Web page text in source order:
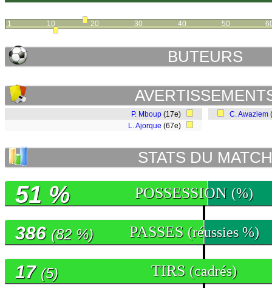
1 10 20 30 40 50
BUTEURS
P. Mboup (17e)
L. Ajorque (67e)
C. Awaziem
STATS DU MATCH
POSSESSION (%)
51 %
PASSES (réussies %)
386 (82 %)
TIRS (cadrés)
17 (5)